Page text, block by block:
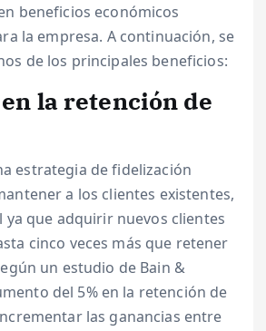
beneficios económicos
la empresa. A continuación, se
de los principales beneficios:
la retención de
estrategia de fidelización
a los clientes existentes,
ya que adquirir nuevos clientes
cinco veces más que retener
un estudio de Bain &
del 5% en la retención de
las ganancias entre